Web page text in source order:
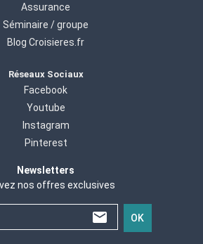
Assurance
Séminaire / groupe
Blog Croisieres.fr
Réseaux Sociaux
Facebook
Youtube
Instagram
Pinterest
Newsletters
nos offres exclusives
OK